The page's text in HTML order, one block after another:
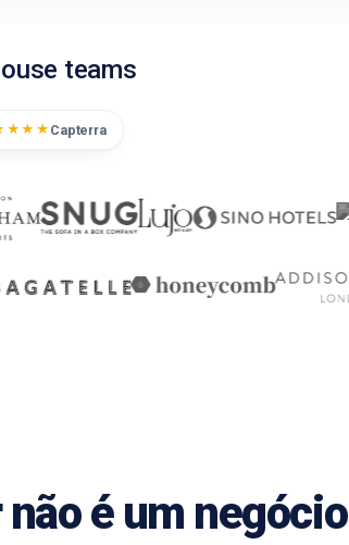
teams
Capterra
é um negócio